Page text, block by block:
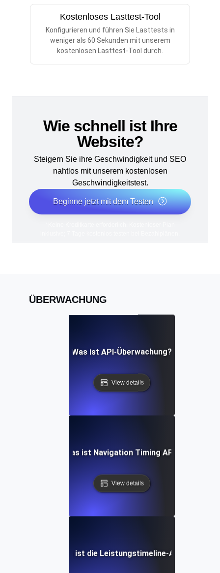
Kostenloses Lasttest-Tool
Konfigurieren und führen Sie Lasttests in
weniger als 60 Sekunden mit unserem
kostenlosen Lasttest-Tool durch.
Wie schnell ist Ihre
Website?
Steigern Sie ihre Geschwindigkeit und SEO
nahtlos mit unserem kostenlosen
Geschwindigkeitstest.
Beginne jetzt mit dem Testen
ÜBERWACHUNG
Was ist API-Überwachung?
View details
Was ist Navigation Timing API?
View details
Was ist die Leistungstimeline-API?